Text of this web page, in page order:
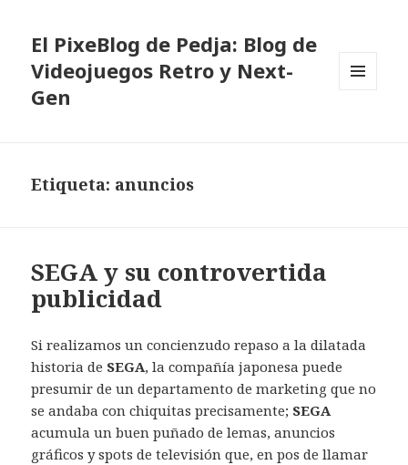
El PixeBlog de Pedja: Blog de
Videojuegos Retro y Next-
Gen
Etiqueta: anuncios
SEGA y su controvertida
publicidad
Si realizamos un concienzudo repaso a la dilatada
historia de SEGA, la compañía japonesa puede
presumir de un departamento de marketing que no
se andaba con chiquitas precisamente; SEGA
acumula un buen puñado de lemas, anuncios
gráficos y spots de televisión que, en pos de llamar